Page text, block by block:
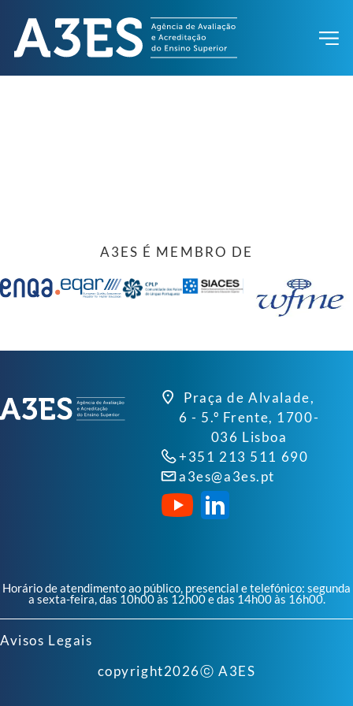
A3ES É MEMBRO DE
Praça de Alvalade,
6 - 5.º Frente, 1700-
036 Lisboa
+351 213 511 690
a3es@a3es.pt
Horário de atendimento ao público, presencial e telefónico: segunda
a sexta-feira, das 10h00 às 12h00 e das 14h00 às 16h00.
Avisos Legais
copyright2026ⓒ A3ES